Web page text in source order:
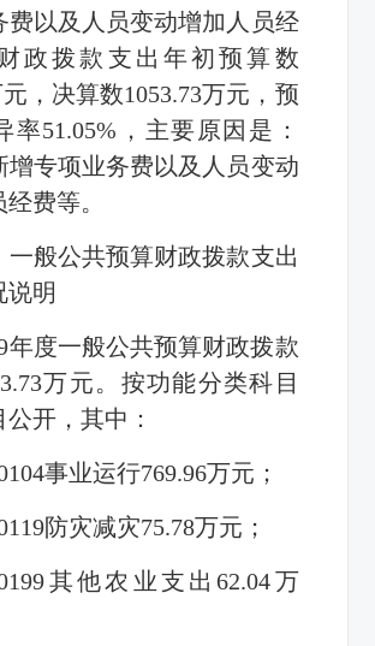
费以及人员变动增加人员经
政拨款支出年初预算数
，决算数1053.73万元，预
率51.05% ，主要原因是：
增专项业务费以及人员变动
经费等。
一般公共预算财政拨款支出
说明
年度一般公共预算财政拨款
万元。按功能分类科目
开，其中：
事业运行769.96万元；
防灾减灾75.78万元 ；
其他农业支出62.04万